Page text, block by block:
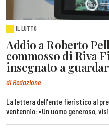
IL LUTTO
Addio a Roberto
commosso di Riva
insegnato a
di Redazione
La lettera dell'ente fieristico al
ventennio: «Un uomo generoso,